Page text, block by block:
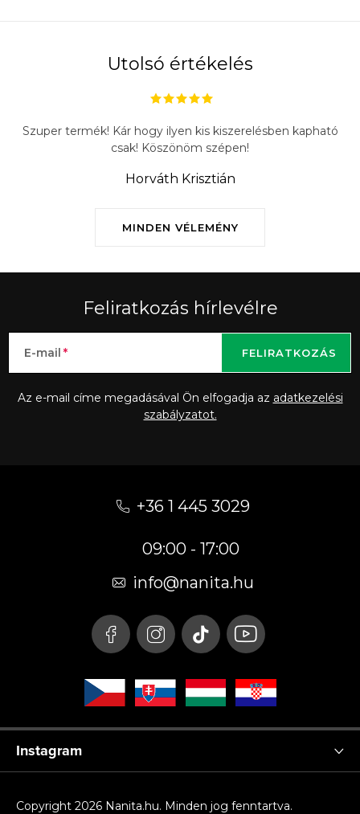
Utolsó értékelés
MINDEN VÉLEMÉNY
Szuper termék! Kár hogy ilyen kis kiszerelésben kapható
csak! Köszönöm szépen!
Horváth Krisztián
Feliratkozás hírlevélre
E-mail
Az e-mail címe megadásával Ön elfogadja az adatkezelési
szabályzatot.
FELIRATKOZÁS
+36 1 445 3029
09:00 - 17:00
info@nanita.hu
Instagram
Copyright 2026 Nanita.hu. Minden jog fenntartva.